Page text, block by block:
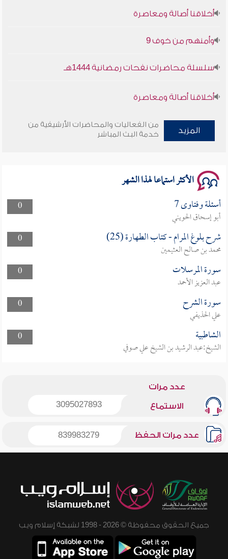
سلسلة محاضرات نفحات رمضانية 1444هـ
المزيد
من الفعاليات والمحاضرات الأرشيفية من
خدمة البث المباشر
الأكثر استماعا لهذا الشهر
0 أسئلة وفتاوى 7
أبو إسحاق الحويني
0
شرح بلوغ المرام - كتاب الطهارة (25)
محمد بن صالح العثيمين
0
سورة المرسلات
عبد العزيز الأحمد
0
سورة الشرح
علي الحذيفي
0
الشاطبية
الشيخ:عبد الرشيد بن الشيخ علي صوفي
عدد مرات
الاستماع 3095027893
عدد مرات الحفظ 839983279
جميع الحقوق محفوظة © 2026 - 1998 لشبكة إسلام ويب